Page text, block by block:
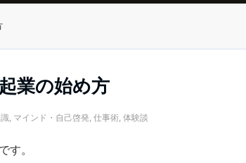
業の始め方
, マインド・自己啓発, 仕事術, 体験談
す。